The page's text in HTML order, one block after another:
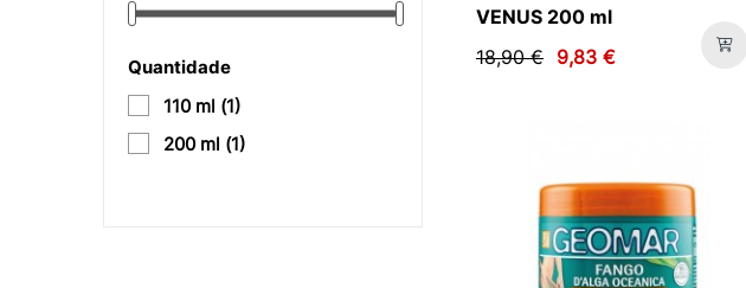
Quantidade
110 ml (1)
200 ml (1)
VENUS 200 ml
18,90 € 9,83 €